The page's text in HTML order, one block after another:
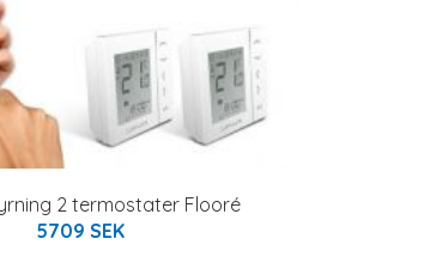
2 termostater Flooré
5709 SEK